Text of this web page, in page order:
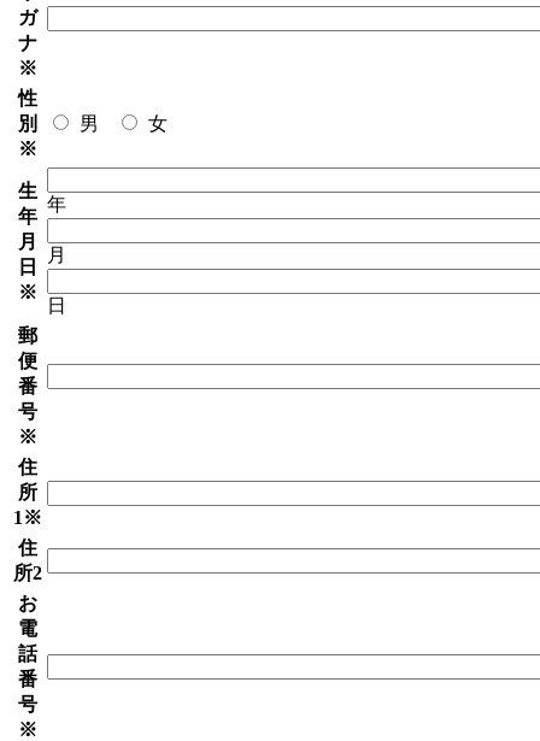
ガ
ナ
※
性
別
※
男 女
生
年
月
日
※
年
月
日
郵
便
番
号
※
住
所
1 ※
住
所2
お
電
話
番
号
※